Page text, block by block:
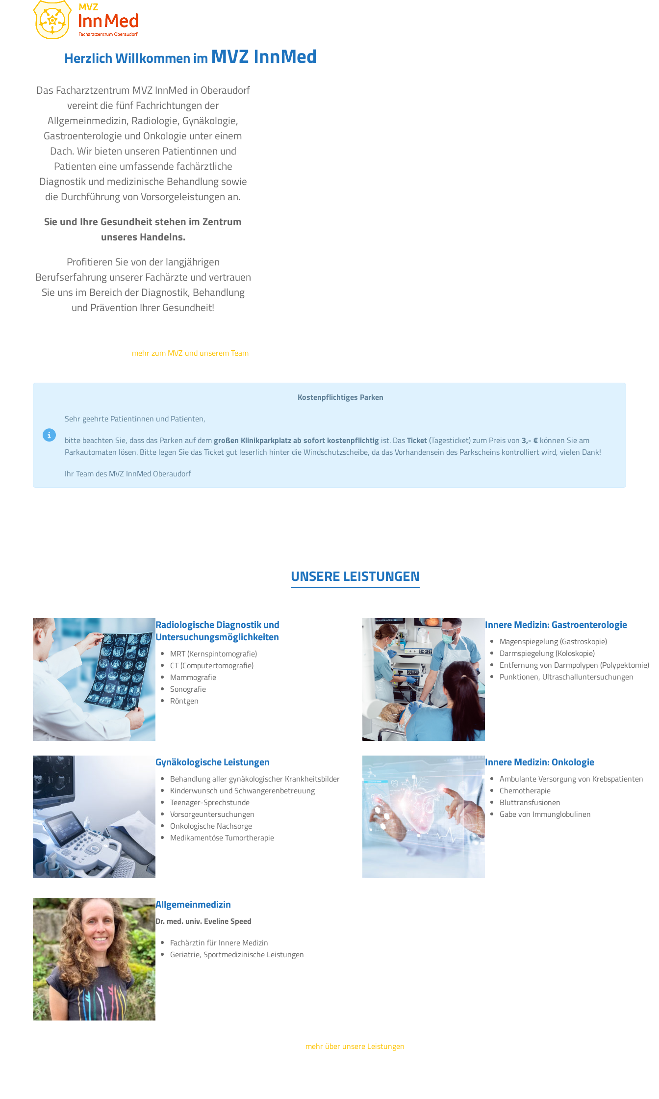
Open
mobile
menu
Close
mobile
menu
Herzlich Willkommen im MVZ InnMed
Das Facharztzentrum MVZ InnMed in Oberaudorf
vereint die fünf Fachrichtungen der
Allgemeinmedizin, Radiologie, Gynäkologie,
Gastroenterologie und Onkologie unter einem
Dach. Wir bieten unseren Patientinnen und
Patienten eine umfassende fachärztliche
Diagnostik und medizinische Behandlung sowie
die Durchführung von Vorsorgeleistungen an.
Sie und Ihre Gesundheit stehen im Zentrum
unseres Handelns.
Profitieren Sie von der langjährigen
Berufserfahrung unserer Fachärzte und vertrauen
Sie uns im Bereich der Diagnostik, Behandlung
und Prävention Ihrer Gesundheit!
mehr zum MVZ und unserem Team
Kostenpflichtiges Parken
Sehr geehrte Patientinnen und Patienten,
bitte beachten Sie, dass das Parken auf demgroßen Klinikparkplatz ab sofort kostenpflichtig ist. DasTicket (Tagesticket) zum Preis von 3,- € können Sie am
Parkautomaten lösen. Bitte legen Sie das Ticket gut leserlich hinter die Windschutzscheibe, da das Vorhandensein des Parkscheins kontrolliert wird, vielen Dank!
Ihr Team des MVZ InnMed Oberaudorf
UNSERE LEISTUNGEN
Radiologische Diagnostik und
Untersuchungsmöglichkeiten
MRT (Kernspintomografie)
CT (Computertomografie)
Mammografie
Sonografie
Röntgen
Gynäkologische Leistungen
Behandlung aller gynäkologischer Krankheitsbilder
Kinderwunsch und Schwangerenbetreuung
Teenager-Sprechstunde
Vorsorgeuntersuchungen
Onkologische Nachsorge
Medikamentöse Tumortherapie
Innere Medizin: Gastroenterologie
Magenspiegelung (Gastroskopie)
Darmspiegelung (Koloskopie)
Entfernung von Darmpolypen (Polypektomie)
Punktionen, Ultraschalluntersuchungen
Innere Medizin: Onkologie
Ambulante Versorgung von Krebspatienten
Chemotherapie
Bluttransfusionen
Gabe von Immunglobulinen
Allgemeinmedizin
Dr. med. univ. Eveline Speed
Fachärztin für Innere Medizin
Geriatrie, Sportmedizinische Leistungen
mehr über unsere Leistungen